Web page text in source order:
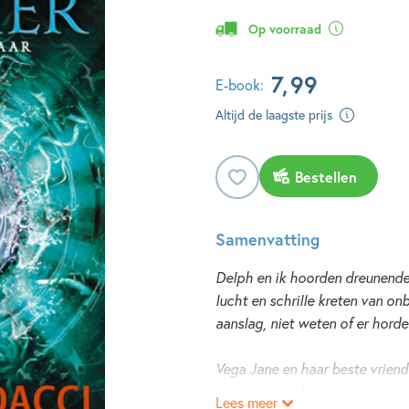
Op voorraad
E-book: 7,99
Altijd de laagste prijs
Bestellen
Samenvatting
Delph en ik hoorden
lucht en schrille kreten van
aanslag, niet weten of er
Vega Jane en haar beste
Lees meer